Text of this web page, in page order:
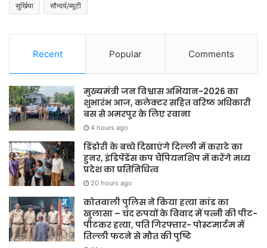
सुर्खिया सौन्दर्य/ब्यूटी
Recent Popular Comments
मुख्यमंत्री जन विश्वास अभियान-2026 का
शुभारंभ आज, कलेक्टर सहित वरिष्ठ अधिकारी
बस से अमरपुर के लिए रवाना
4 hours ago
डिंडोरी के बच्चे दिखाएंगे दिल्ली में कराटे का
हुनर, इंडिपेंडेंस कप चैंपियनशिप में करेंगे मध्य
प्रदेश का प्रतिनिधित्व
20 hours ago
कोतवाली पुलिस ने किया हत्या कांड का
खुलासा – चंद रुपयों के विवाद में पत्नी की पीट-
पीटकर हत्या, पति गिरफ्तार- पोस्टमार्टम में
तिल्ली फटने से मौत की पुष्टि